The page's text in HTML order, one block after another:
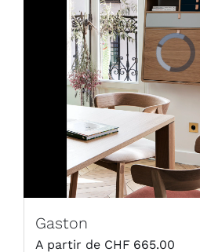
Gaston
CHF 665.00